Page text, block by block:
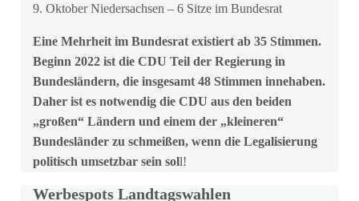
9. Oktober Niedersachsen – 6 Sitze im Bundesrat
Eine Mehrheit im Bundesrat existiert ab 35 Stimmen.
Beginn 2022 ist die CDU Teil der Regierung in
Bundesländern, die insgesamt 48 Stimmen innehaben.
Daher ist es notwendig die CDU aus den beiden
„großen“ Ländern und einem der „kleineren“
Bundesländer zu schmeißen, wenn die Legalisierung
politisch umsetzbar sein soll!
Werbespots Landtagswahlen